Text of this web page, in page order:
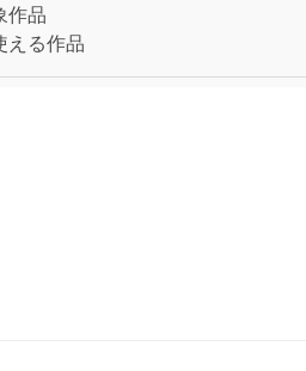
作品
える作品